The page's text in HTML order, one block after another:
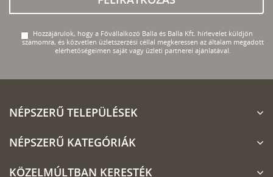
Hozzájárulok, hogy a Fővállalkozó Balla és Balla Kft. hírlevelet küldjön
számomra, és közvetlen üzletszerzési céllal megkeressen az általam megadott
elérhetőségeimen saját vagy üzleti partnerei ajánlatával.
NÉPSZERŰ TELEPÜLÉSEK
NÉPSZERŰ KATEGÓRIÁK
KÖZELMÚLTBAN KERESTÉK